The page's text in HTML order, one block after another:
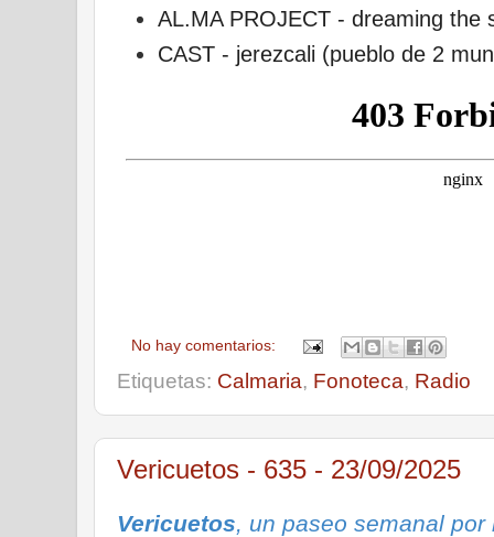
AL.MA PROJECT - dreaming the
CAST - jerezcali (pueblo de 2
No hay comentarios:
Etiquetas: Calmaria, Fonoteca, Radio
Vericuetos - 635 - 23/09/2025
Vericuetos, un paseo semanal